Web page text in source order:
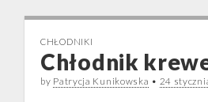
CHŁODNIKI
Chłodnik
by Patrycja Kunikowska • 24